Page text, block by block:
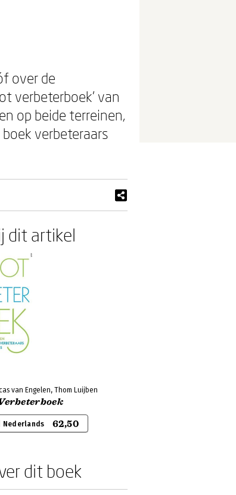
over de
verbeterboek' van
op beide terreinen,
verbeteraars
dit artikel
van Engelen, Thom Luijben
Nederlands 62,50
dit boek